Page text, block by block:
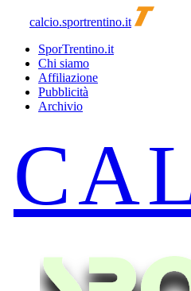
calcio.sportrentino.it
SporTrentino.it
Chi siamo
Affiliazione
Pubblicità
Archivio